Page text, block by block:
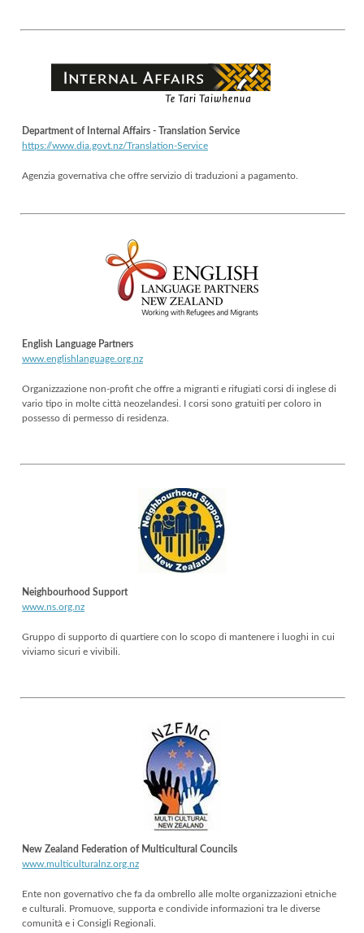
Department of Internal Affairs - Translation Service
https://www.dia.govt.nz/Translation-Service
Agenzia governativa che offre servizio di traduzioni a pagamento.
English Language Partners
www.englishlanguage.org.nz
Organizzazione non-profit che offre a migranti e rifugiati corsi di inglese di
vario tipo in molte città neozelandesi. I corsi sono gratuiti per coloro in
possesso di permesso di residenza.
Neighbourhood Support
www.ns.org.nz
Gruppo di supporto di quartiere con lo scopo di mantenere i luoghi in cui
viviamo sicuri e vivibili.
New Zealand Federation of Multicultural Councils
www.multiculturalnz.org.nz
Ente non governativo che fa da ombrello alle molte organizzazioni etniche
e culturali. Promuove, supporta e condivide informazioni tra le diverse
comunità e i Consigli Regionali.